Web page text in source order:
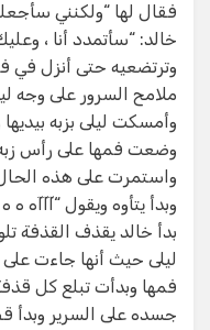
فقال لها “ولكنني
خالد: “سأتمدد أنا ،
وترتضعيه حتى أنزل في
ملامح السرور على وجه
وأمسكت ليلى بزبه بيديها
وضعت فمها على رأس
واستمرت على هذه
وبدأ يتأوه ويقول “آآآه
بدأ خالد يقذف القذفة
ليلى حيث أنها جاءت
فمها وبدأت تبلع كل
جسده على السرير وبدأ